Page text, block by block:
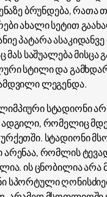
ბრუნდება, რათა
ახალი სეტით
პატარა
მას საშუალება მისცა
სტილი და
ლეგენდა.
სტადიონი
ადგილი, რომელიც
სტადიონი
რომლის
ის ცნობილია
სპორტული